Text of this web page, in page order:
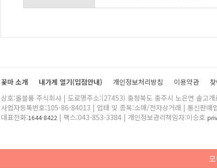
꽃마 소개 내가게 열기(입점안내) 개인정보처리방침 이용약관
상호:올블룸 주식회사 | 도로명주소:(27453) 충청북도 충주시 노은면 솔고
사업자등록번호:105-86-84013 | 업태 및 종목:소매/전자상거래 | 통신판매
대표전화:1644-8422 | 팩스:043-853-3384 | 개인정보관리책임자:이승호